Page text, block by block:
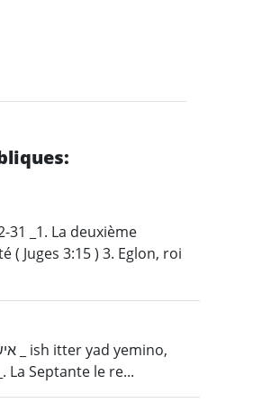
31 _1. La deuxième
( Juges 3:15 ) 3. Eglon, roi
La Septante le re...